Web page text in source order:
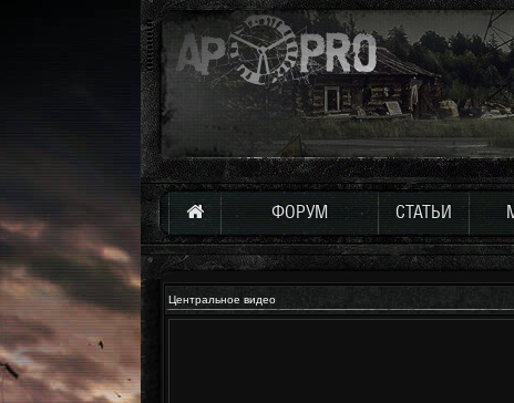
ФОРУМ СТАТЬИ
Центральное видео